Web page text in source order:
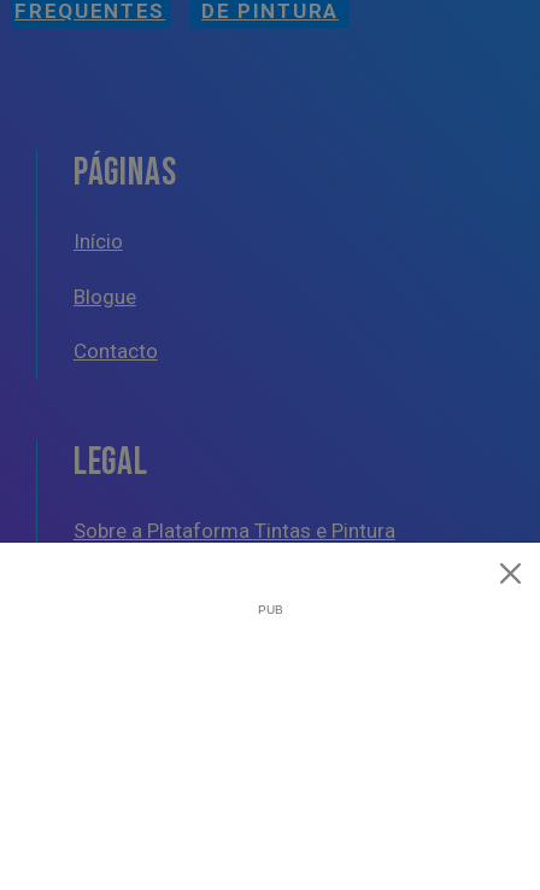
FREQUENTES
DE PINTURA
PÁGINAS
Início
Blogue
Contacto
LEGAL
Sobre a Plataforma Tintas e Pintura